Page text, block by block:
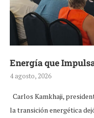
Energía que
4 agosto, 2026
Carlos Kamkhaji,
la transición energética